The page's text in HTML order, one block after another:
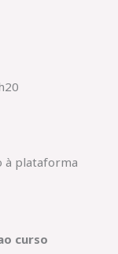
à plataforma
curso